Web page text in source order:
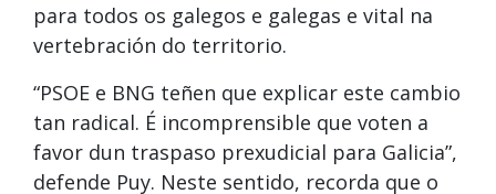
para todos os galegos e galegas e vital na
vertebración do territorio.
“PSOE e BNG teñen que explicar este cambio
tan radical. É incomprensible que voten a
favor dun traspaso prexudicial para Galicia”,
defende Puy. Neste sentido, recorda que o